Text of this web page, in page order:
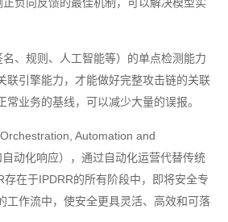
负向反馈的最佳机制，可以解决模型实
、规则、人工智能等）的单点检测能力
联引擎能力，才能做好完整攻击链的关联
业务的基线，可以减少大量的误报。
Automation and
动化响应），通过自动化运营代替传统
存在于IPDRR的所有阶段中，即将安全专
工作流中，使安全更具灵活、高效和可落